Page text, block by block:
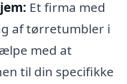
Et firma med
af tørretumbler i
med at
til din specifikke